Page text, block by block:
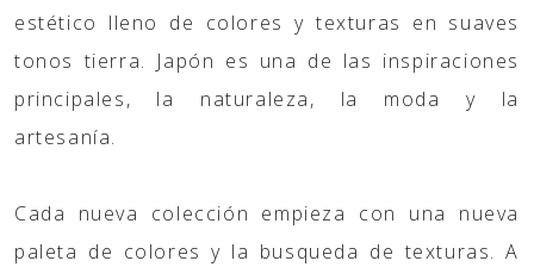
estético lleno de colores y texturas en suaves
tonos tierra. Japón es una de las inspiraciones
principales, la naturaleza, la moda y la
artesanía.
Cada nueva colección empieza con una nueva
paleta de colores y la busqueda de texturas. A